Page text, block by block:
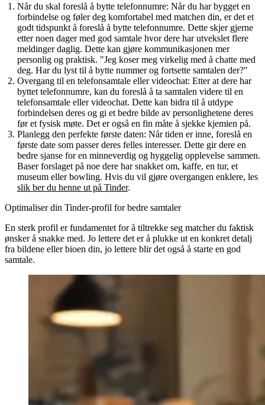
Når du skal foreslå å bytte telefonnumre: Når du har bygget en
forbindelse og føler deg komfortabel med matchen din, er det et
godt tidspunkt å foreslå å bytte telefonnumre. Dette skjer gjerne
etter noen dager med god samtale hvor dere har utvekslet flere
meldinger daglig. Dette kan gjøre kommunikasjonen mer
personlig og praktisk. "Jeg koser meg virkelig med å chatte med
deg. Har du lyst til å bytte nummer og fortsette samtalen der?"
Overgang til en telefonsamtale eller videochat: Etter at dere har
byttet telefonnumre, kan du foreslå å ta samtalen videre til en
telefonsamtale eller videochat. Dette kan bidra til å utdype
forbindelsen deres og gi et bedre bilde av personlighetene deres
før et fysisk møte. Det er også en fin måte å sjekke kjemien på.
Planlegg den perfekte første daten: Når tiden er inne, foreslå en
første date som passer deres felles interesser. Dette gir dere en
bedre sjanse for en minneverdig og hyggelig opplevelse sammen.
Baser forslaget på noe dere har snakket om, kaffe, en tur, et
museum eller bowling. Hvis du vil gjøre overgangen enklere, les
slik ber du henne ut på Tinder.
Optimaliser din Tinder-profil for bedre samtaler
En sterk profil er fundamentet for å tiltrekke seg matcher du faktisk
ønsker å snakke med. Jo lettere det er å plukke ut en konkret detalj
fra bildene eller bioen din, jo lettere blir det også å starte en god
samtale.